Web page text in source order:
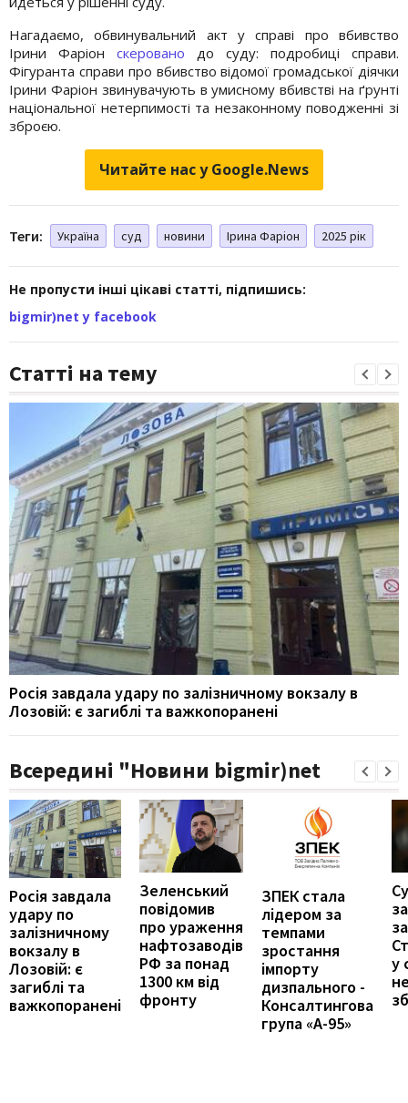
Нагадаємо, обвинувальний акт у справі про вбивство
Ірини Фаріон скеровано до суду: подробиці справи.
Фігуранта справи про вбивство відомої громадської діячки
Ірини Фаріон звинувачують в умисному вбивстві на ґрунті
національної нетерпимості та незаконному поводженні зі
зброєю.
Читайте нас у Google.News
Теги: Україна суд новини Ірина Фаріон 2025 рік
Не пропусти інші цікаві статті, підпишись:
bigmir)net у facebook
Статті на тему
Росія завдала удару по залізничному вокзалу в
Лозовій: є загиблі та важкопоранені
Всередині "Новини bigmir)net
Росія завдала
удару по
залізничному
вокзалу в
Лозовій: є
загиблі та
важкопоранені
Зеленський
повідомив
про ураження
нафтозаводів
РФ за понад
1300 км від
фронту
ЗПЕК стала
лідером за
темпами
зростання
імпорту
дизпального -
Консалтингова
група «А-95»
у